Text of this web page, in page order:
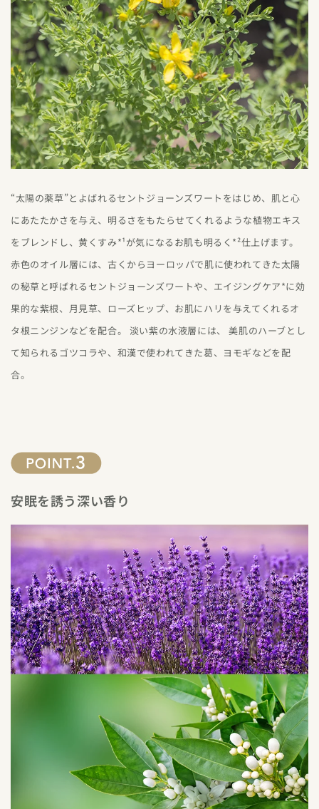
“太陽の薬草”とよばれるセントジョーンズワートをはじめ、肌と心
にあたたかさを与え、明るさをもたらせてくれるような植物エキス
をブレンドし、黄くすみ*¹が気になるお肌も明るく*²仕上げます。
赤色のオイル層には、古くからヨーロッパで肌に使われてきた太陽
の秘草と呼ばれるセントジョーンズワートや、エイジングケア*に効
果的な紫根、月見草、ローズヒップ、お肌にハリを与えてくれるオ
タ根ニンジンなどを配合。 淡い紫の水液層には、 美肌のハーブとし
て知られるゴツコラや、和漢で使われてきた葛、ヨモギなどを配
合。
安眠を誘う深い香り